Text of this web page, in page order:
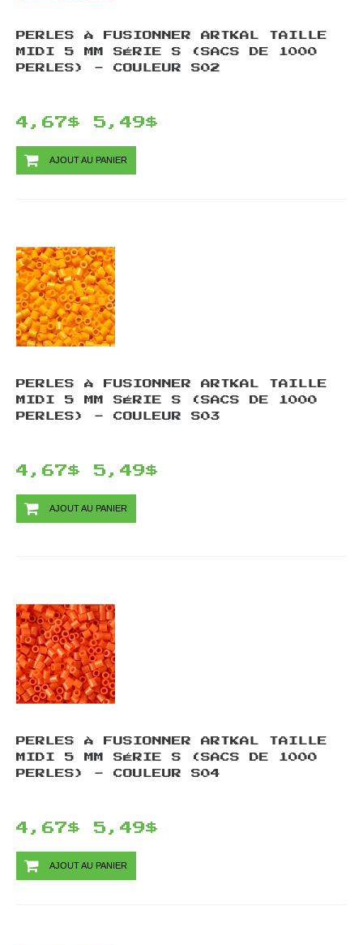
PERLES À FUSIONNER ARTKAL TAILLE
MIDI 5 MM SÉRIE S (SACS DE 1000
PERLES) - COULEUR S02
4,67$ 5,49$
AJOUT AU PANIER
PERLES À FUSIONNER ARTKAL TAILLE
MIDI 5 MM SÉRIE S (SACS DE 1000
PERLES) - COULEUR S03
4,67$ 5,49$
AJOUT AU PANIER
PERLES À FUSIONNER ARTKAL TAILLE
MIDI 5 MM SÉRIE S (SACS DE 1000
PERLES) - COULEUR S04
4,67$ 5,49$
AJOUT AU PANIER